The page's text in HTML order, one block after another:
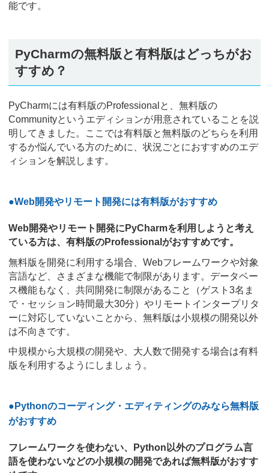
能です。
PyCharmの無料版と有料版はどっちがお
すすめ？
PyCharmには有料版のProfessionalと、無料版の
Communityというエディションが用意されていることを説
明してきました。ここでは有料版と無料版のどちらを利用
するか悩んでいる方のために、状況ごとにおすすめのエデ
ィションを解説します。
●Web開発やリモート開発には有料版がおすすめ
Web開発やリモート開発にPyCharmを利用しようと考え
ている方は、有料版のProfessionalがおすすめです。
無料版を開発に利用する場合、Webフレームワークや対象
言語など、さまざまな機能で制限があります。データベー
ス機能もなく、共同開発に制限があること（ゲスト3名ま
で・セッション時間最大30分）やリモートインタープリタ
ーに対応していないことから、無料版は小規模の開発以外
は不向きです。
中規模から大規模の開発や、大人数で開発する場合は有料
版を利用するようにしましょう。
●Pythonのコーディング・エディティングのみなら無料版
がおすすめ
フレームワークを使わない、Python以外のプログラム言
語を使わないなどの小規模の開発であれば無料版がおすす